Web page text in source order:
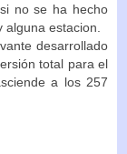
no se ha hecho
alguna estacion.
desarrollado
total para el
a los 257